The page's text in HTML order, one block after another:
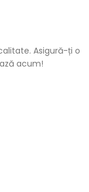
Asigură-ți o
acum!